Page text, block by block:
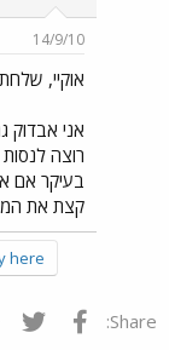
14/9/10
אוקיי,
אני אבדוק
רוצה
בעיקר אם
קצת את
here.
Share: פייסבוק